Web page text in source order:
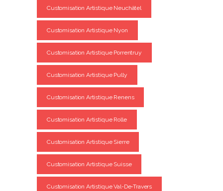
Customisation Artistique Neuchâtel
Customisation Artistique Nyon
Customisation Artistique Porrentruy
Customisation Artistique Pully
Customisation Artistique Renens
Customisation Artistique Rolle
Customisation Artistique Sierre
Customisation Artistique Suisse
Customisation Artistique Val-De-Travers